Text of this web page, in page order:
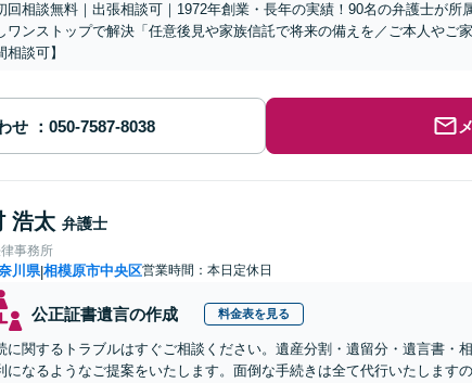
回相談無料｜出張相談可｜1972年創業・長年の実績！90名の弁護士が
ワンストップで解決「任意後見や家族信託で将来の備えを／ご本人やご
相談可】
せ
浩太 弁護士
事務所
川県|相模原市中央区営業時間：本日定休日
公正証書遺言の作成 料金表を見る
に関するトラブルはすぐご相談ください。遺産分割・遺留分・遺言書・
になるようなご提案をいたします。面倒な手続きは全て代行いたします